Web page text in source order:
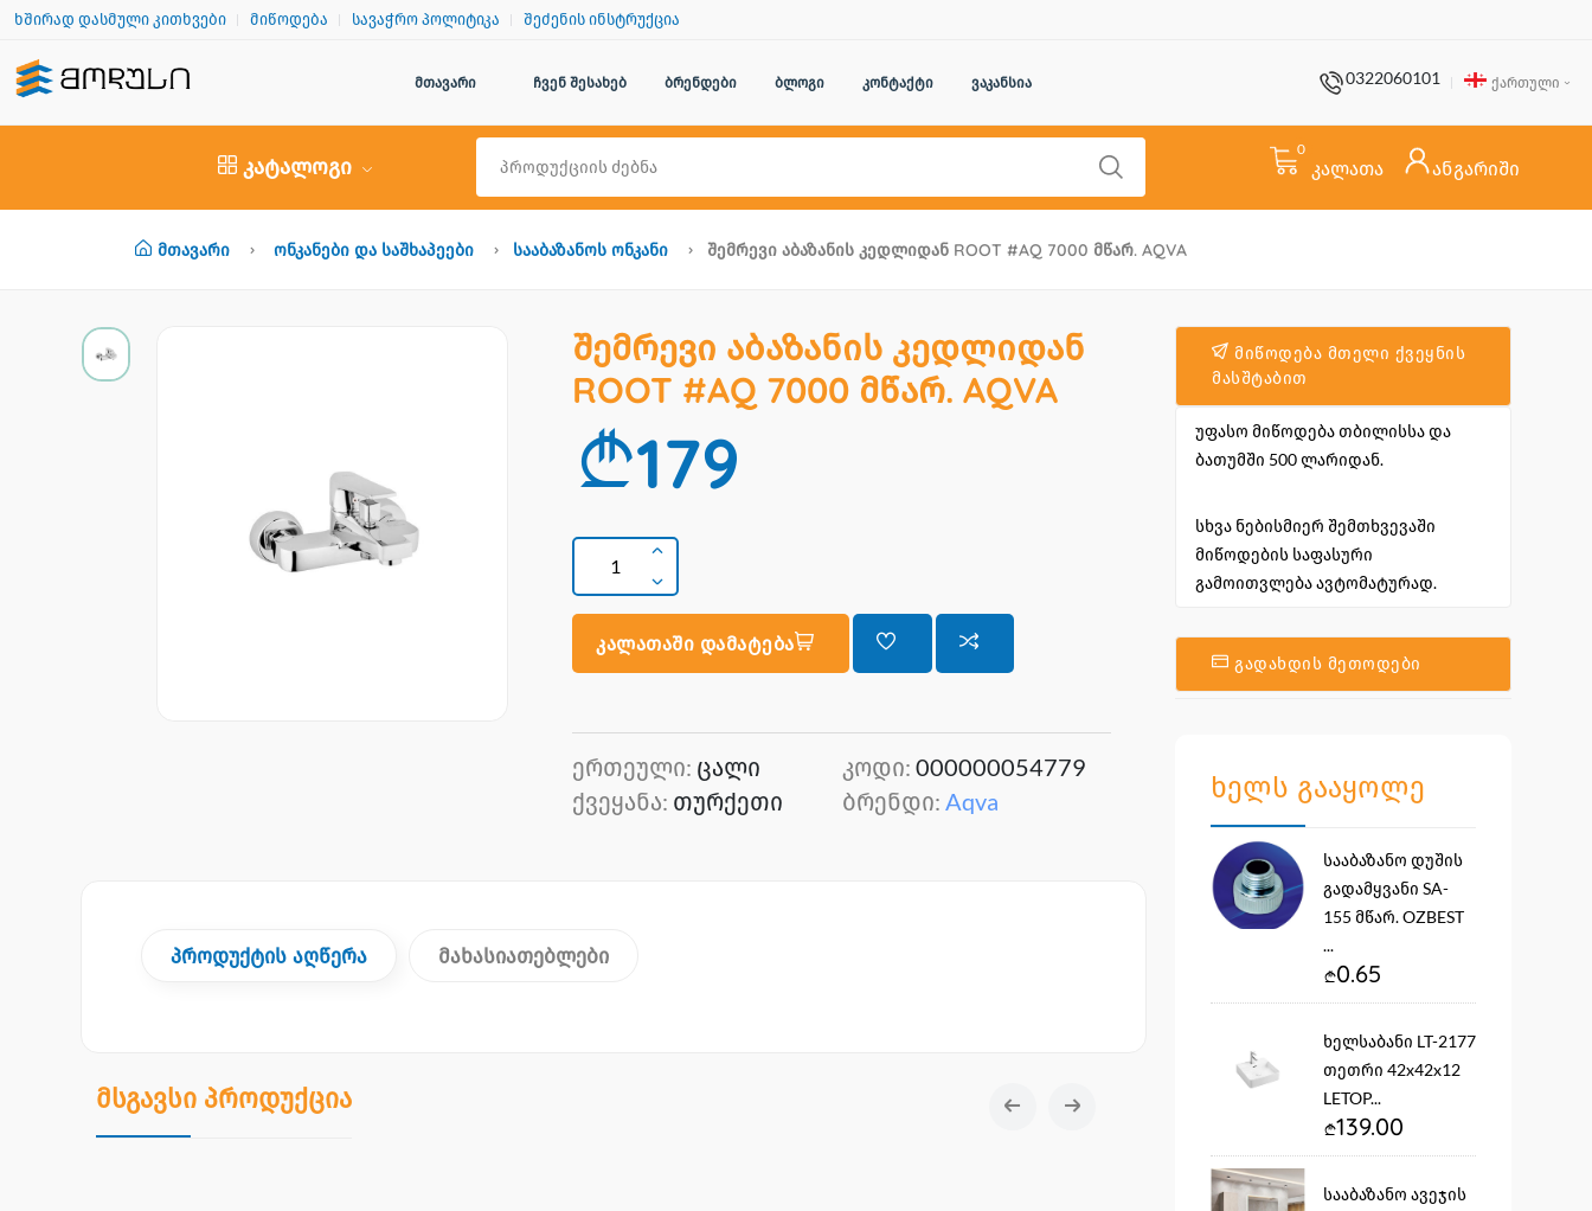
ხშირად დასმული კითხვები მიწოდება სავაჭრო პოლიტიკა შეძენის ინსტრუქცია
მთავარი ჩვენ შესახებ ბრენდები ბლოგი კონტაქტი ვაკანსია 0322060101 ქართული
კატალოგი
0
კალათა ანგარიში
Მთავარი Ონკანები Და Საშხაპეები Სააბაზანოს Ონკანი Შემრევი Აბაზანის Კედლიდან ROOT #AQ 7000 Მწარ. AQVA
შემრევი აბაზანის კედლიდან
ROOT #AQ 7000 მწარ. AQVA
179
კალათაში დამატება
ერთეული: ცალი
ქვეყანა: თურქეთი
კოდი: 000000054779
ბრენდი: Aqva
პროდუქტის აღწერა მახასიათებლები
მსგავსი პროდუქცია
მიწოდება მთელი ქვეყნის
მასშტაბით
უფასო მიწოდება თბილისსა და
ბათუმში 500 ლარიდან.
სხვა ნებისმიერ შემთხვევაში
მიწოდების საფასური
გამოითვლება ავტომატურად.
გადახდის მეთოდები
ხელს გააყოლე
სააბაზანო დუშის
გადამყვანი SA-
155 მწარ. OZBEST
...
0.65
ხელსაბანი LT-2177
თეთრი 42x42x12
LETOP...
139.00
სააბაზანო ავეჯის